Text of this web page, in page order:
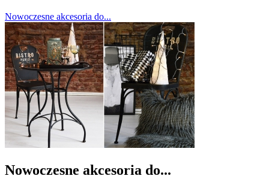
Nowoczesne akcesoria do...
Nowoczesne akcesoria do...